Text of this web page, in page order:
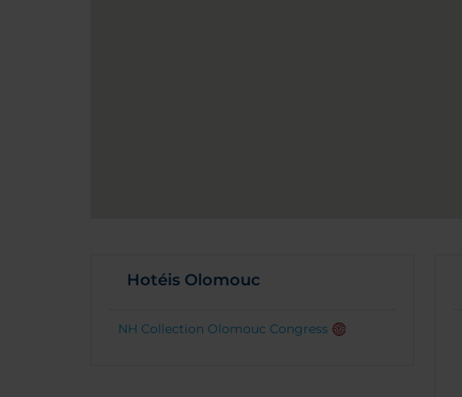
Hotéis Olomouc
NH Collection Olomouc Congress